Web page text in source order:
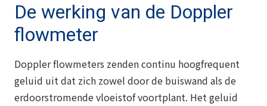
De werking van de Doppler
flowmeter
Doppler flowmeters zenden continu hoogfrequent
geluid uit dat zich zowel door de buiswand als de
erdoorstromende vloeistof voortplant. Het geluid